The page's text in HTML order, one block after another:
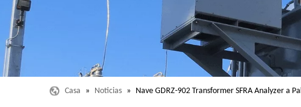
Casa » Noticias » Nave GDRZ-902 Transformer SFRA Analyzer a